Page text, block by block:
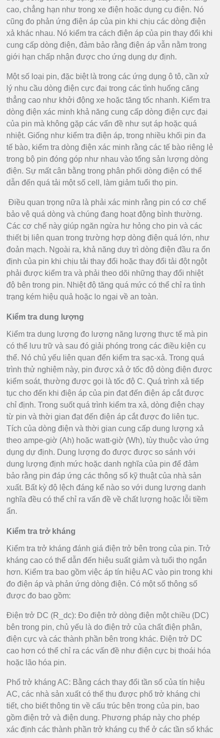
cao, chẳng hạn như trong xe điện hoặc dụng cụ điện. Nó
cũng đo phản ứng điện áp của pin khi chịu các dòng điện
xả khác nhau. Nó kiểm tra cách điện áp của pin thay đổi khi
cung cấp dòng điện, đảm bảo rằng điện áp vẫn nằm trong
giới hạn chấp nhận được cho ứng dụng dự định.
Một số loại pin, đặc biệt là trong các ứng dụng ô tô, cần xử
lý nhu cầu dòng điện cực đại trong các tình huống căng
thẳng cao như khởi động xe hoặc tăng tốc nhanh. Kiểm tra
dòng điện xác minh khả năng cung cấp dòng điện cực đại
của pin mà không gặp các vấn đề như sụt áp hoặc quá
nhiệt. Giống như kiểm tra điện áp, trong nhiều khối pin đa
tế bào, kiểm tra dòng điện xác minh rằng các tế bào riêng lẻ
trong bộ pin đóng góp như nhau vào tổng sản lượng dòng
điện. Sự mất cân bằng trong phân phối dòng điện có thể
dẫn đến quá tải một số cell, làm giảm tuổi thọ pin.
Điều quan trọng nữa là phải xác minh rằng pin có cơ chế
bảo vệ quá dòng và chúng đang hoạt động bình thường.
Các cơ chế này giúp ngăn ngừa hư hỏng cho pin và các
thiết bị liên quan trong trường hợp dòng điện quá lớn, như
đoản mạch. Ngoài ra, khả năng duy trì dòng điện đầu ra ổn
định của pin khi chịu tải thay đổi hoặc thay đổi tải đột ngột
phải được kiểm tra và phải theo dõi những thay đổi nhiệt
độ bên trong pin. Nhiệt độ tăng quá mức có thể chỉ ra tình
trạng kém hiệu quả hoặc lo ngại về an toàn.
Kiểm tra dung lượng
Kiểm tra dung lượng đo lượng năng lượng thực tế mà pin
có thể lưu trữ và sau đó giải phóng trong các điều kiện cụ
thể. Nó chủ yếu liên quan đến kiểm tra sạc-xả. Trong quá
trình thử nghiệm này, pin được xả ở tốc độ dòng điện được
kiểm soát, thường được gọi là tốc độ C. Quá trình xả tiếp
tục cho đến khi điện áp của pin đạt đến điện áp cắt được
chỉ định. Trong suốt quá trình kiểm tra xả, dòng điện chạy
từ pin và thời gian đạt đến điện áp cắt được đo liên tục.
Tích của dòng điện và thời gian cung cấp dung lượng xả
theo ampe-giờ (Ah) hoặc watt-giờ (Wh), tùy thuộc vào ứng
dụng dự định. Dung lượng đo được được so sánh với
dung lượng định mức hoặc danh nghĩa của pin để đảm
bảo rằng pin đáp ứng các thông số kỹ thuật của nhà sản
xuất. Bất kỳ độ lệch đáng kể nào so với dung lượng danh
nghĩa đều có thể chỉ ra vấn đề về chất lượng hoặc lỗi tiềm
ẩn.
Kiểm tra trở kháng
Kiểm tra trở kháng đánh giá điện trở bên trong của pin. Trở
kháng cao có thể dẫn đến hiệu suất giảm và tuổi thọ ngắn
hơn. Kiểm tra bao gồm việc áp tín hiệu AC vào pin trong khi
đo điện áp và phản ứng dòng điện. Có một số thông số
được đo bao gồm:
Điện trở DC (R_dc): Đo điện trở dòng điện một chiều (DC)
bên trong pin, chủ yếu là do điện trở của chất điện phân,
điện cực và các thành phần bên trong khác. Điện trở DC
cao hơn có thể chỉ ra các vấn đề như điện cực bị thoái hóa
hoặc lão hóa pin.
Phổ trở kháng AC: Bằng cách thay đổi tần số của tín hiệu
AC, các nhà sản xuất có thể thu được phổ trở kháng chi
tiết, cho biết thông tin về cấu trúc bên trong của pin, bao
gồm điện trở và điện dung. Phương pháp này cho phép
xác định các thành phần trở kháng cụ thể ở các tần số khác